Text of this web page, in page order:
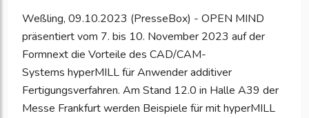
Weßling, 09.10.2023 (PresseBox) - OPEN MIND
präsentiert vom 7. bis 10. November 2023 auf der
Formnext die Vorteile des CAD/CAM-
Systems hyperMILL für Anwender additiver
Fertigungsverfahren. Am Stand 12.0 in Halle A39 der
Messe Frankfurt werden Beispiele für mit hyperMILL